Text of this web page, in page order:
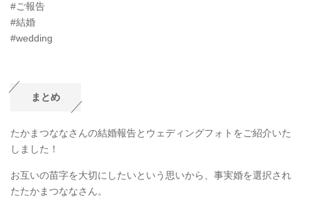
#ご報告
#結婚
#wedding
まとめ
たかまつななさんの結婚報告とウェディングフォトをご紹介いた
しました！
お互いの苗字を大切にしたいという思いから、事実婚を選択され
たたかまつななさん。